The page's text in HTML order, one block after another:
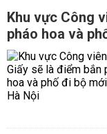
Khu vực Công
pháo hoa và